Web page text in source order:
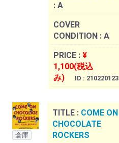
: A
COVER
CONDITION : A
PRICE : ¥
1,100(税込
み)
ID : 210220123
倉庫
TITLE : COME ON
CHOCOLATE
ROCKERS